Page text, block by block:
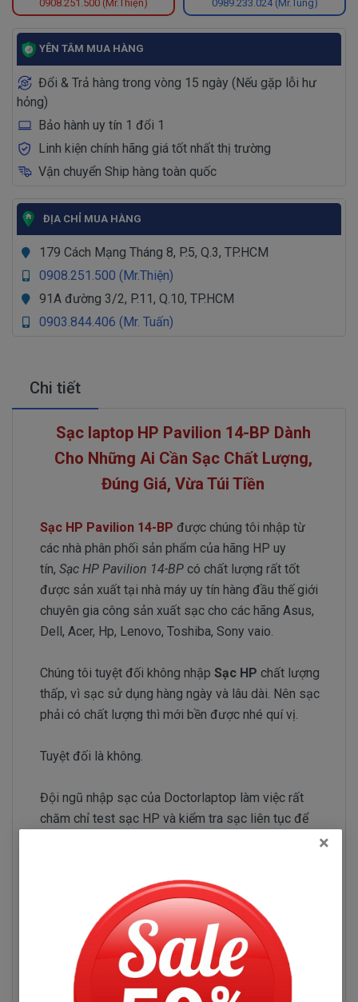
0908.251.500 (Mr.Thiện) 0989.233.024 (Mr.Tùng)
YÊN TÂM MUA HÀNG
Đổi & Trả hàng trong vòng 15 ngày (Nếu gặp lỗi hư
hỏng)
Bảo hành uy tín 1 đổi 1
Linh kiện chính hãng giá tốt nhất thị trường
Vận chuyển Ship hàng toàn quốc
ĐỊA CHỈ MUA HÀNG
179 Cách Mạng Tháng 8, P.5, Q.3, TP.HCM
0908.251.500 (Mr.Thiện)
91A đường 3/2, P.11, Q.10, TP.HCM
0903.844.406 (Mr. Tuấn)
Chi tiết
Sạc laptop HP Pavilion 14-BP Dành
Cho Những Ai Cần Sạc Chất Lượng,
Đúng Giá, Vừa Túi Tiền
Sạc HP Pavilion 14-BP được chúng tôi nhập từ
các nhà phân phối sản phẩm của hãng HP uy
tín, Sạc HP Pavilion 14-BP có chất lượng rất tốt
được sản xuất tại nhà máy uy tín hàng đầu thế giới
chuyên gia công sản xuất sạc cho các hãng Asus,
Dell, Acer, Hp, Lenovo, Toshiba, Sony vaio.
Chúng tôi tuyệt đối không nhập Sạc HP chất lượng
thấp, vì sạc sử dụng hàng ngày và lâu dài. Nên sạc
phải có chất lượng thì mới bền được nhé quí vị.
Tuyệt đối là không.
Đội ngũ nhập sạc của Doctorlaptop làm việc rất
chăm chỉ test sạc HP và kiểm tra sạc liên tục để
chỉ tuyển chọn những nhà phân phối sạc có uy tín và
Sạc HP Pavilion 14-BP
Những hư hỏng thường gặp
Sạc HP Pavilion 14-BP bị hư làm sao chúng ta
×